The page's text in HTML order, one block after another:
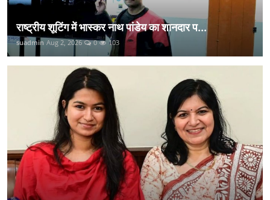
राष्ट्रीय शूटिंग में भास्कर नाथ पांडेय का शानदार प...
suadmin Aug 2, 2026 0 103